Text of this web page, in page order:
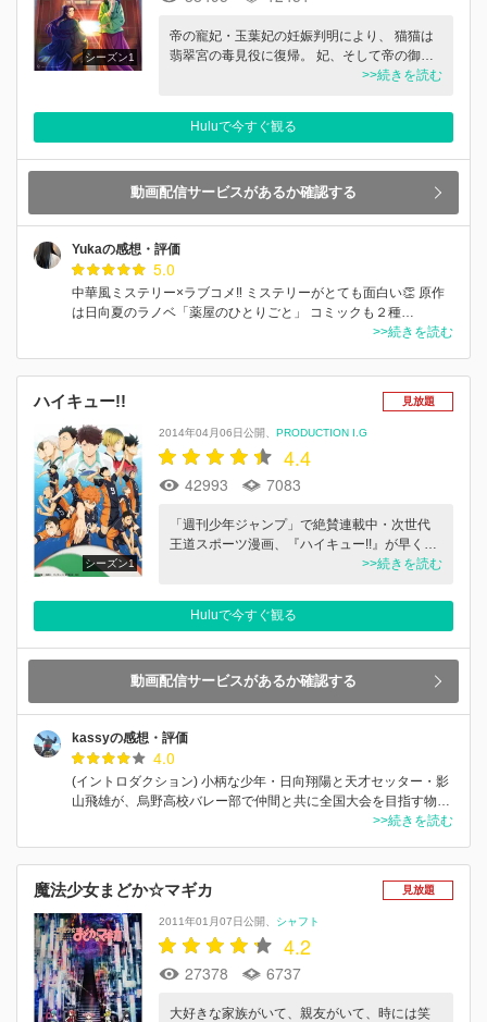
シーズン1
帝の寵妃・玉葉妃の妊娠判明により、 猫猫は
翡翠宮の毒見役に復帰。 妃、そして帝の御…
>>続きを読む
Huluで今すぐ観る
動画配信サービスがあるか確認する
Yukaの感想・評価
5.0
中華風ミステリー×ラブコメ‼︎ ミステリーがとても面白い👏 原作
は日向夏のラノベ「薬屋のひとりごと」 コミックも２種…
>>続きを読む
ハイキュー!! 見放題
シーズン1
2014年04月06日公開 PRODUCTION I.G
4.4
42993 7083
「週刊少年ジャンプ」で絶賛連載中・次世代
王道スポーツ漫画、『ハイキュー!!』が早く…
>>続きを読む
Huluで今すぐ観る
動画配信サービスがあるか確認する
kassyの感想・評価
4.0
(イントロダクション) 小柄な少年・日向翔陽と天才セッター・影
山飛雄が、烏野高校バレー部で仲間と共に全国大会を目指す物…
>>続きを読む
魔法少女まどか☆マギカ 見放題
2011年01月07日公開 シャフト
4.2
27378 6737
大好きな家族がいて、親友がいて、時には笑